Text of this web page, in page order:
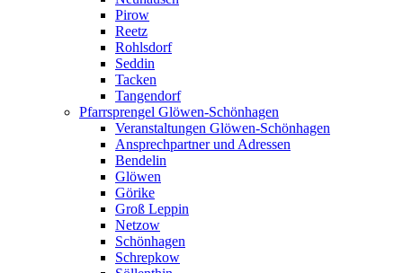
Pirow
Reetz
Rohlsdorf
Seddin
Tacken
Tangendorf
Pfarrsprengel Glöwen-Schönhagen
Veranstaltungen Glöwen-Schönhagen
Ansprechpartner und Adressen
Bendelin
Glöwen
Görike
Groß Leppin
Netzow
Schönhagen
Schrepkow